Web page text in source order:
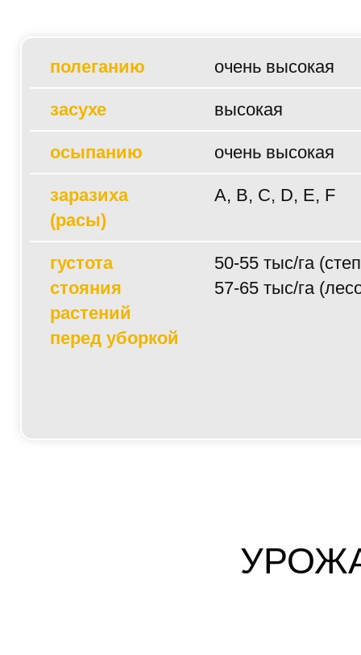
полеганию очень высокая
засухе высокая
осыпанию очень высокая
заразиха
(расы)
A, B, C, D, E, F
густота
стояния
растений
перед уборкой
50-55 тыс/га
57-65 тыс/га